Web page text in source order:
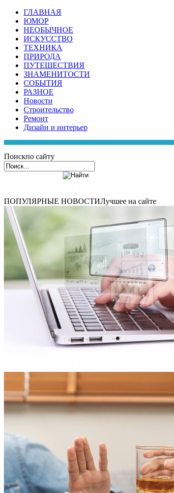
ГЛАВНАЯ
ЮМОР
НЕОБЫЧНОЕ
ИСКУССТВО
ТЕХНИКА
ПРИРОДА
ПУТЕШЕСТВИЯ
ЗНАМЕНИТОСТИ
СОБЫТИЯ
РАЗНОЕ
Новости
Строительство
Ремонт
Дизайн и интерьер
Поискпо сайту
ПОПУЛЯРНЫЕ НОВОСТИЛучшее на сайте